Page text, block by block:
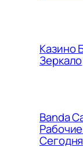
Казино
Зеркало
Banda